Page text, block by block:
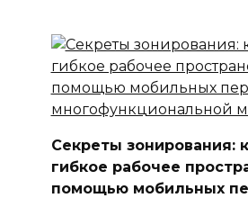
Секреты зонирования:
гибкое рабочее
помощью мобильных